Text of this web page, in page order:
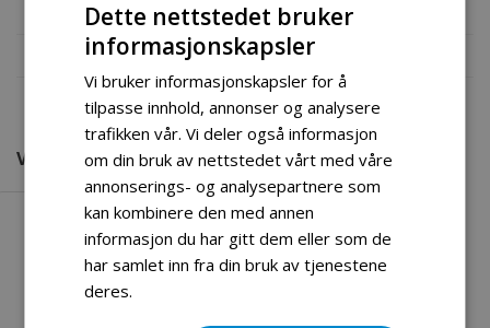
Produktomtaler
Fil vedlegg
VI FANT ANDRE PRODUKTER DU KANSKJE VIL LIKE!
Dette nettstedet bruker
informasjonskapsler
Vi bruker informasjonskapsler for å
tilpasse innhold, annonser og analysere
trafikken vår. Vi deler også informasjon
om din bruk av nettstedet vårt med våre
annonserings- og analysepartnere som
kan kombinere den med annen
informasjon du har gitt dem eller som de
har samlet inn fra din bruk av tjenestene
deres.